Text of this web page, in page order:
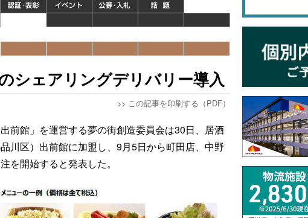
シェアリングデリバリー導入
>> この記事を印刷する（PDF）
前館」を運営する夢の街創造委員会は30日、居酒
川区）出前館に加盟し、9月5日から町田店、中野
を開始すると発表した。